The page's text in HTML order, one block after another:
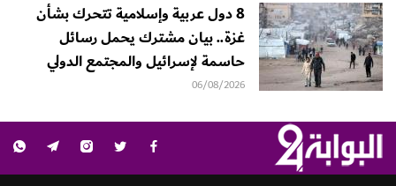
8 دول عربية وإسلامية تتحرك بشأن
غزة.. بيان مشترك يحمل رسائل
حاسمة لإسرائيل والمجتمع الدولي
06/08/2026